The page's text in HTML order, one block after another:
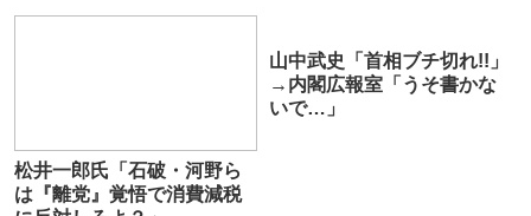
る気なのか』
松井一郎氏「石破・河野ら
は『離党』覚悟で消費減税
山中武史「首相ブチ切れ!!」
→内閣広報室「うそ書かな
いで…」